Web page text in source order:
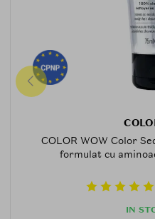
COLOR WOW Color
formulat cu
IN